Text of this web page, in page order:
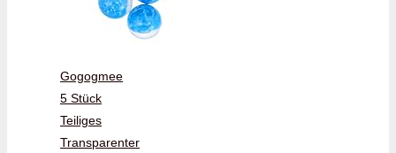
Gogogmee
5 Stück
Teiliges
Transparenter